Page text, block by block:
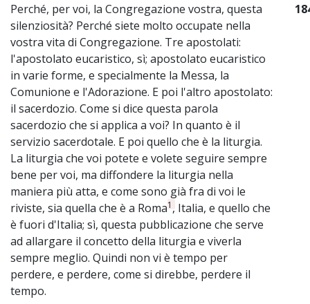
Perché, per voi, la Congregazione vostra, questa
silenziosità? Perché siete molto occupate nella
vostra vita di Congregazione. Tre apostolati:
l'apostolato eucaristico, sì; apostolato eucaristico
in varie forme, e specialmente la Messa, la
Comunione e l'Adorazione. E poi l'altro apostolato:
il sacerdozio. Come si dice questa parola
sacerdozio che si applica a voi? In quanto è il
servizio sacerdotale. E poi quello che è la liturgia.
La liturgia che voi potete e volete seguire sempre
bene per voi, ma diffondere la liturgia nella
maniera più atta, e come sono già fra di voi le
riviste, sia quella che è a Roma1 , Italia, e quello che
è fuori d'Italia; sì, questa pubblicazione che serve
ad allargare il concetto della liturgia e viverla
sempre meglio. Quindi non vi è tempo per
perdere, e perdere, come si direbbe, perdere il
tempo.